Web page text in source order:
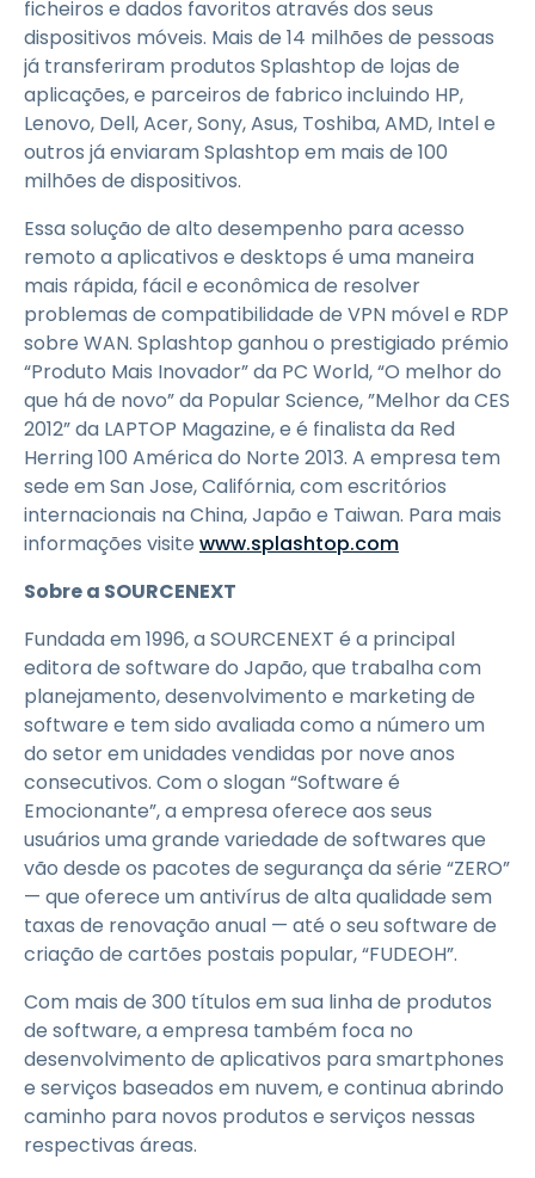
ficheiros e dados favoritos através dos seus
dispositivos móveis. Mais de 14 milhões de pessoas
já transferiram produtos Splashtop de lojas de
aplicações, e parceiros de fabrico incluindo HP,
Lenovo, Dell, Acer, Sony, Asus, Toshiba, AMD, Intel e
outros já enviaram Splashtop em mais de 100
milhões de dispositivos.
Essa solução de alto desempenho para acesso
remoto a aplicativos e desktops é uma maneira
mais rápida, fácil e econômica de resolver
problemas de compatibilidade de VPN móvel e RDP
sobre WAN. Splashtop ganhou o prestigiado prémio
“Produto Mais Inovador” da PC World, “O melhor do
que há de novo” da Popular Science, ”Melhor da CES
2012” da LAPTOP Magazine, e é finalista da Red
Herring 100 América do Norte 2013. A empresa tem
sede em San Jose, Califórnia, com escritórios
internacionais na China, Japão e Taiwan. Para mais
informações visite www.splashtop.com
Sobre a SOURCENEXT
Fundada em 1996, a SOURCENEXT é a principal
editora de software do Japão, que trabalha com
planejamento, desenvolvimento e marketing de
software e tem sido avaliada como a número um
do setor em unidades vendidas por nove anos
consecutivos. Com o slogan “Software é
Emocionante”, a empresa oferece aos seus
usuários uma grande variedade de softwares que
vão desde os pacotes de segurança da série “ZERO”
— que oferece um antivírus de alta qualidade sem
taxas de renovação anual — até o seu software de
criação de cartões postais popular, “FUDEOH”.
Com mais de 300 títulos em sua linha de produtos
de software, a empresa também foca no
desenvolvimento de aplicativos para smartphones
e serviços baseados em nuvem, e continua abrindo
caminho para novos produtos e serviços nessas
respectivas áreas.